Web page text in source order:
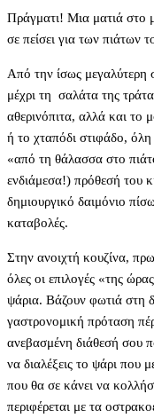
Πράγματι! Μια ματιά στο
σε πείσει για των πιάτων
Από την ίσως μεγαλύτερη
μέχρι τη σαλάτα της
αθερινόπιτα, αλλά και το
ή το χταπόδι στιφάδο,
«από τη θάλασσα στο
ενδιάμεσα!) πρόθεσή του
δημιουργικό δαιμόνιο
καταβολές.
Στην ανοιχτή κουζίνα,
όλες οι επιλογές «της
ψάρια. Βάζουν φωτιά στη
γαστρονομική πρόταση
ανεβασμένη διάθεσή σου
να διαλέξεις το ψάρι που
που θα σε κάνει να
περιφέρεται με τα